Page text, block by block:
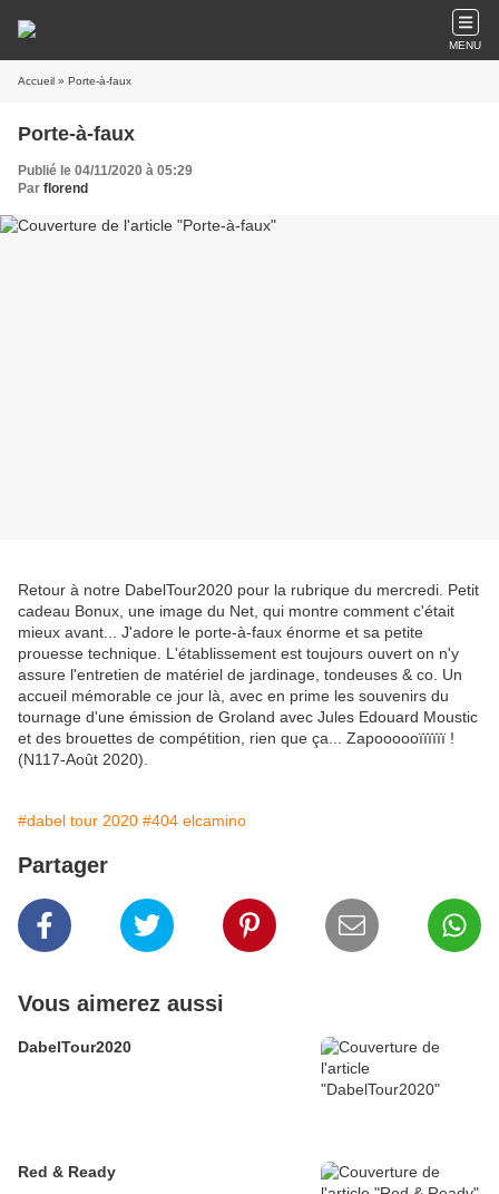
MENU
Accueil » Porte-à-faux
Porte-à-faux
Publié le 04/11/2020 à 05:29
Par florend
Retour à notre DabelTour2020 pour la rubrique du mercredi. Petit
cadeau Bonux, une image du Net, qui montre comment c'était
mieux avant... J'adore le porte-à-faux énorme et sa petite
prouesse technique. L'établissement est toujours ouvert on n'y
assure l'entretien de matériel de jardinage, tondeuses & co. Un
accueil mémorable ce jour là, avec en prime les souvenirs du
tournage d'une émission de Groland avec Jules Edouard Moustic
et des brouettes de compétition, rien que ça... Zapoooooïïïïïï !
(N117-Août 2020).
#dabel tour 2020 #404 elcamino
Partager
Vous aimerez aussi
DabelTour2020
Red & Ready